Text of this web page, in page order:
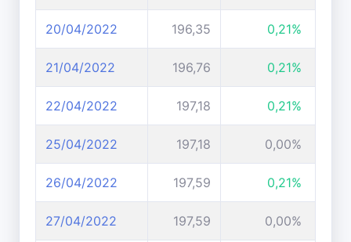
20/04/2022 196,35 0,21%
21/04/2022 196,76 0,21%
22/04/2022 197,18 0,21%
25/04/2022 197,18 0,00%
26/04/2022 197,59 0,21%
27/04/2022 197,59 0,00%